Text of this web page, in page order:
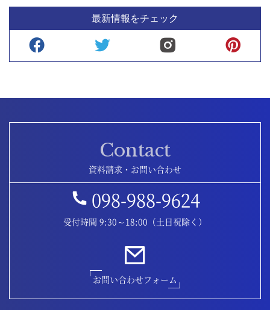
最新情報をチェック
Contact
資料請求・お問い合わせ
098-988-9624
受付時間 9:30～18:00（土日祝除く）
お問い合わせフォーム